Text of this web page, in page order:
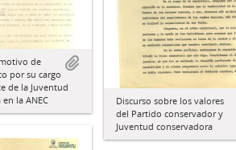
de
por su cargo
de la Juventud
la ANEC
Discurso sobre los valores
del Partido conservador y
Juventud conservadora